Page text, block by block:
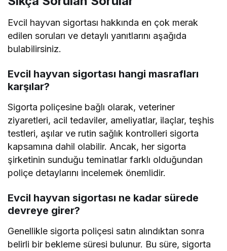
Evcil hayvan sigortası hakkında en çok merak
edilen soruları ve detaylı yanıtlarını aşağıda
bulabilirsiniz.
Evcil hayvan sigortası hangi masrafları
karşılar?
Sigorta poliçesine bağlı olarak, veteriner
ziyaretleri, acil tedaviler, ameliyatlar, ilaçlar, teşhis
testleri, aşılar ve rutin sağlık kontrolleri sigorta
kapsamına dahil olabilir. Ancak, her sigorta
şirketinin sunduğu teminatlar farklı olduğundan
poliçe detaylarını incelemek önemlidir.
Evcil hayvan sigortası ne kadar sürede
devreye girer?
Genellikle sigorta poliçesi satın alındıktan sonra
belirli bir bekleme süresi bulunur. Bu süre, sigorta